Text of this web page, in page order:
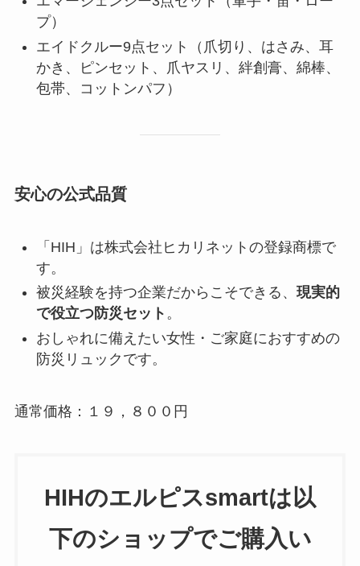
プ）
エイドクルー9点セット（爪切り、はさみ、耳
かき、ピンセット、爪ヤスリ、絆創膏、綿棒、
包帯、コットンパフ）
安心の公式品質
「HIH」は株式会社ヒカリネットの登録商標で
す。
被災経験を持つ企業だからこそできる、 現実的
で役立つ防災セット 。
おしゃれに備えたい女性・ご家庭におすすめの
防災リュックです。
通常価格：１９，８００円
HIHのエルピスsmartは以
下のショップでご購入い